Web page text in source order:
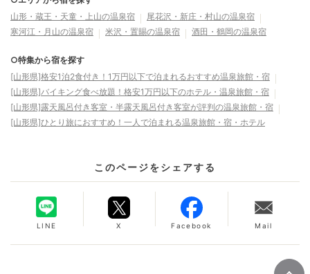
山形・蔵王・天童・上山の温泉宿
尾花沢・新庄・村山の温泉宿
寒河江・月山の温泉宿
米沢・置賜の温泉宿 酒田・鶴岡の温泉宿
○特集から宿を探す
[山形県]格安1泊2食付き！1万円以下で泊まれるおすすめ温泉旅館・宿
[山形県]バイキング食べ放題！格安1万円以下のホテル・温泉旅館・宿
[山形県]露天風呂付き客室・半露天風呂付き客室が評判の温泉旅館・宿
[山形県]ひとり旅におすすめ！一人で泊まれる温泉旅館・宿・ホテル
このページをシェアする
LINE X Facebook Mail